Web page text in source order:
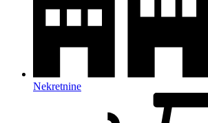
Nekretnine